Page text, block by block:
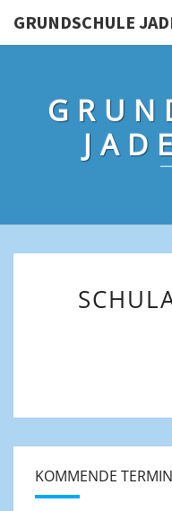
GRUNDSCHULE
KOMMENDE